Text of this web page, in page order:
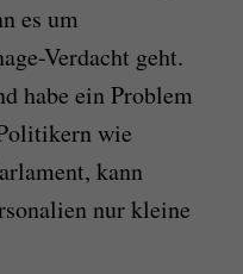
es um
Verdacht geht.
habe ein Problem
wie
kann
nur kleine